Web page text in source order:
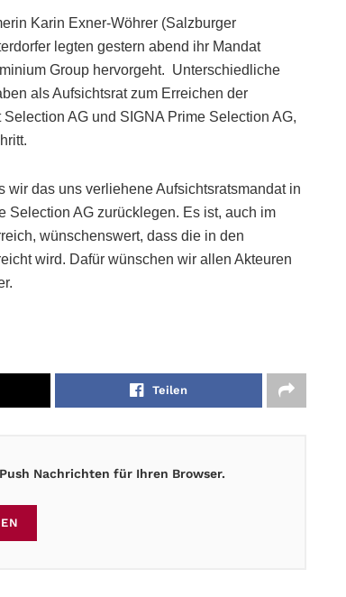
Karin Exner-Wöhrer (Salzburger
legten gestern abend ihr Mandat
Group hervorgeht. Unterschiedliche
als Aufsichtsrat zum Erreichen der
AG und SIGNA Prime Selection AG,
wir das uns verliehene Aufsichtsratsmandat in
Selection AG zurücklegen. Es ist, auch im
wünschenswert, dass die in den
wird. Dafür wünschen wir allen Akteuren
Teilen
Nachrichten für Ihren Browser.